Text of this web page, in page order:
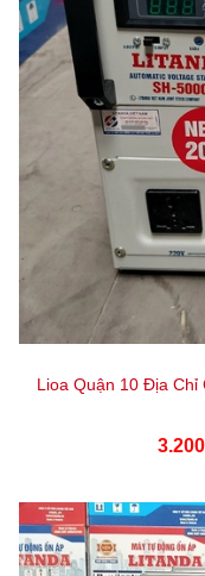
Lioa Quận 10 Địa Chỉ